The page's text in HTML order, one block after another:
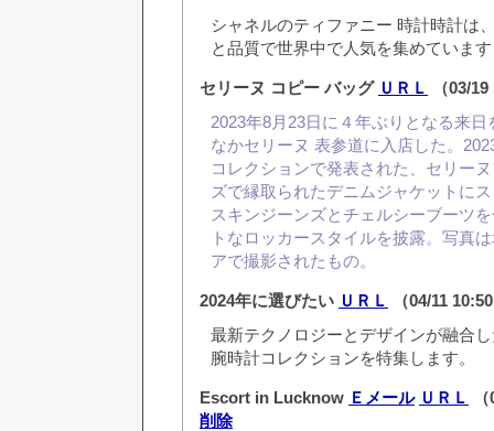
シャネルのティファニー 時計時計は
と品質で世界中で人気を集めています
セリーヌ コピー バッグ ＵＲＬ
（03/
2023年8月23日に４年ぶりとなる来
なかセリーヌ 表参道に入店した。
コレクションで発表された、セリー
ズで縁取られたデニムジャケットに
スキンジーンズとチェルシーブーツ
トなロッカースタイルを披露。写真
アで撮影されたもの。
2024年に選びたい ＵＲＬ
（04/11
最新テクノロジーとデザインが融合
腕時計コレクションを特集します。
Escort in Lucknow Ｅメール ＵＲＬ
削除